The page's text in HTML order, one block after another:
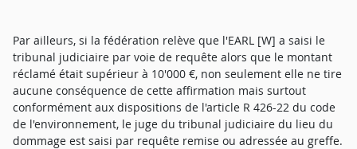
Par ailleurs, si la fédération relève que l'EARL [W] a saisi le
tribunal judiciaire par voie de requête alors que le montant
réclamé était supérieur à 10'000 €, non seulement elle ne tire
aucune conséquence de cette affirmation mais surtout
conformément aux dispositions de l'article R 426-22 du code
de l'environnement, le juge du tribunal judiciaire du lieu du
dommage est saisi par requête remise ou adressée au greffe.